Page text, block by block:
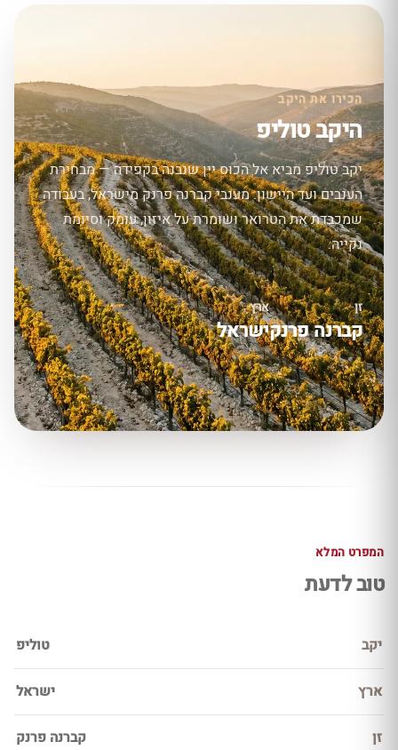
הכירו את היקב
היקב טוליפ
יקב טוליפ מביא אל הכוס יין שנבנה בקפידה — מבחירת
הענבים ועד היישון. מענבי קברנה פרנק מישראל, בעבודה
שמכבדת את הטרואר ושומרת על איזון, עומק וסיומת
נקייה.
זן
קברנה פרנק
ארץ
ישראל
המפרט המלא
טוב לדעת
יקב טוליפ
ארץ ישראל
זן קברנה פרנק